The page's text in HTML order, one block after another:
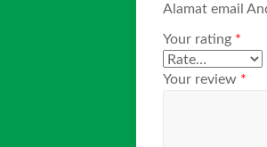
Alamat email
Your rating *
Your review *